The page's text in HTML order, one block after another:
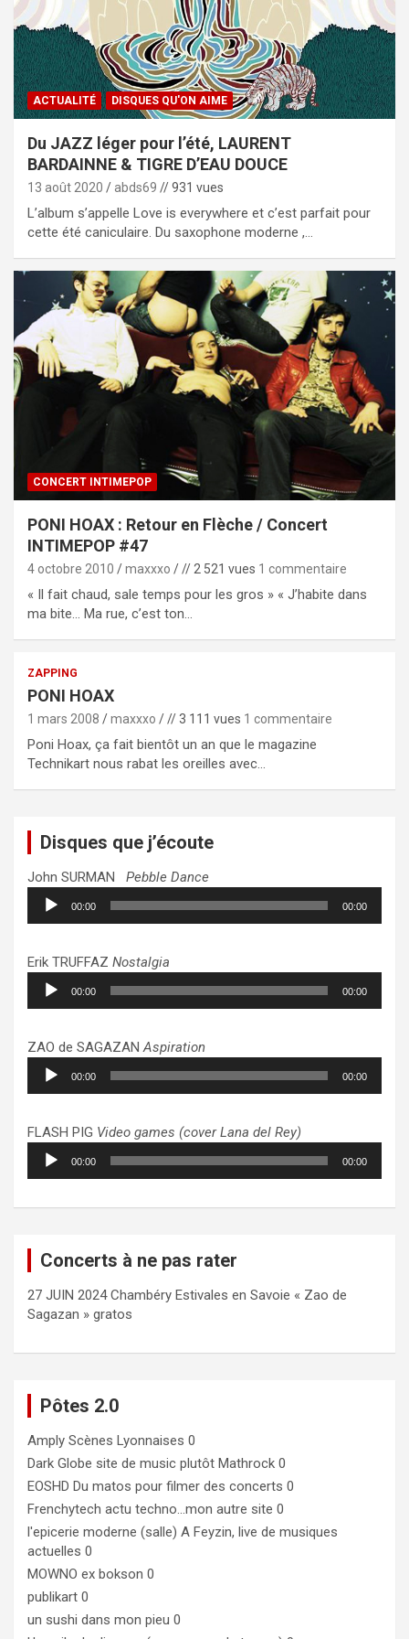
ACTUALITÉ DISQUES QU'ON AIME
Du JAZZ léger pour l’été, LAURENT
BARDAINNE & TIGRE D’EAU DOUCE
13 août 2020 abds69 // 931 vues
L’album s’appelle Love is everywhere et c’est parfait pour
cette été caniculaire. Du saxophone moderne ,…
CONCERT INTIMEPOP
PONI HOAX : Retour en Flèche / Concert
INTIMEPOP #47
4 octobre 2010 maxxxo // 2 521 vues 1 commentaire
« Il fait chaud, sale temps pour les gros » « J’habite dans
ma bite… Ma rue, c’est ton…
ZAPPING
PONI HOAX
1 mars 2008 maxxxo // 3 111 vues 1 commentaire
Poni Hoax, ça fait bientôt un an que le magazine
Technikart nous rabat les oreilles avec…
Disques que j’écoute
John SURMAN Pebble Dance
Lecteur
audio
00:00 00:00
Erik TRUFFAZ Nostalgia
Lecteur
audio
00:00 00:00
ZAO de SAGAZAN Aspiration
Lecteur
audio
00:00 00:00
FLASH PIG Video games (cover Lana del Rey)
Lecteur
audio
00:00 00:00
Concerts à ne pas rater
27 JUIN 2024 Chambéry Estivales en Savoie « Zao de
Sagazan » gratos
Pôtes 2.0
Amply Scènes Lyonnaises 0
Dark Globe site de music plutôt Mathrock 0
EOSHD Du matos pour filmer des concerts 0
Frenchytech actu techno…mon autre site 0
l'epicerie moderne (salle) A Feyzin, live de musiques
actuelles 0
MOWNO ex bokson 0
publikart 0
un sushi dans mon pieu 0